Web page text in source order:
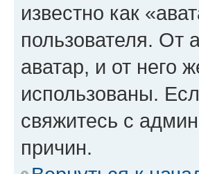
известно как
пользователя. От
аватар, и от него
использованы.
свяжитесь с
причин.